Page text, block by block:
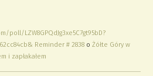
poll/LZW8GPQdJg3xe5C7gt95bD?
Reminder # 2838 oŻółte Góry w
i zapłakałem